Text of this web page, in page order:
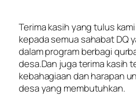
Terima kasih yang tulus
kepada semua sahabat DQ
dalam program berbagi
desa.Dan juga terima kasih
kebahagiaan dan harapan
desa yang membutuhkan.